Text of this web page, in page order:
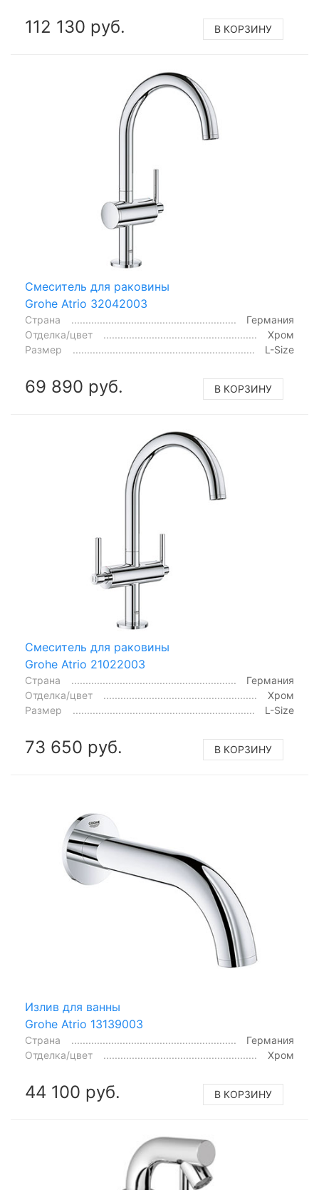
112 130 руб. В КОРЗИНУ
Смеситель для раковины
Grohe Atrio 32042003
Страна
Германия
Отделка/цвет
Хром
Размер
L-Size
69 890 руб. В КОРЗИНУ
Смеситель для раковины
Grohe Atrio 21022003
Страна
Германия
Отделка/цвет
Хром
Размер
L-Size
73 650 руб. В КОРЗИНУ
Излив для ванны
Grohe Atrio 13139003
Страна
Германия
Отделка/цвет
Хром
44 100 руб. В КОРЗИНУ